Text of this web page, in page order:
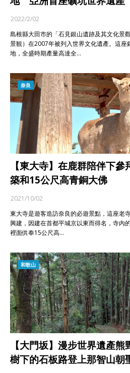
2022/2/02
島根縣大田市的「石見銀山遺跡及其文化景
景観）在2007年被列入世界文化遺產。這
地，全盛時期產量高達全…
奈良
【東大寺】在鹿群陪伴下
築和15公尺高青銅大佛
2021/10/02
東大寺是遊客造訪奈良的必遊景點，這座老
興建，因建在首都平城京以東而得名，寺內
裡面供奉15公尺高…
和歌山
【大門坂】漫步世界遺產
樹下的石板路登上那智山朝